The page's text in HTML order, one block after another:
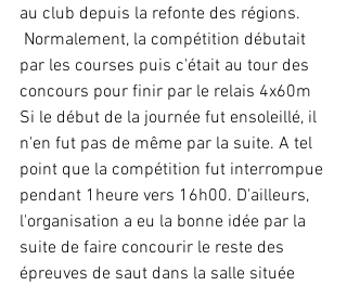
au club depuis la refonte des régions.
par les courses puis c'était au tour des
concours pour finir par le relais 4x60m
Si le début de la journée fut ensoleillé, il
n'en fut pas de même par la suite. A tel
point que la compétition fut interrompue
pendant 1heure vers 16h00. D'ailleurs,
l'organisation a eu la bonne idée par la
suite de faire concourir le reste des
épreuves de saut dans la salle située